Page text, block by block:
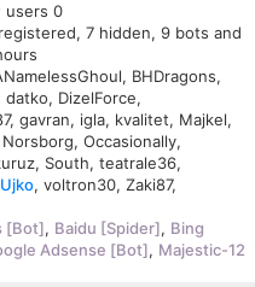
users 0
7 hidden, 9 bots and
, BHDragons,
datko, DizelForce,
, gavran, igla, kvalitet, Majkel,
Norsborg, Occasionally,
, South, teatrale36,
Ujko, voltron30, Zaki87,
[Bot], Baidu [Spider], Bing
Adsense [Bot], Majestic-12